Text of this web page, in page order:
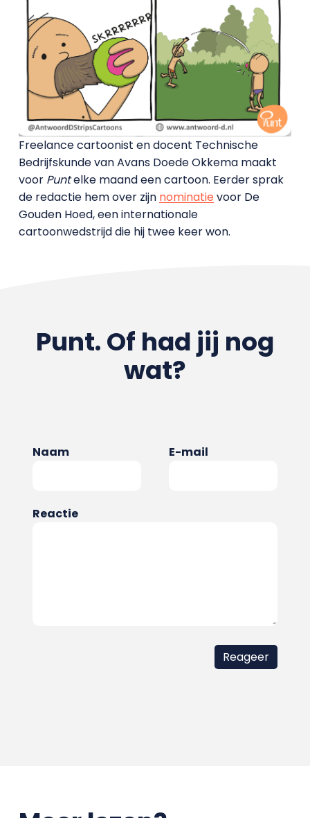
Freelance cartoonist en docent Technische
Bedrijfskunde van Avans Doede Okkema maakt
voor Puntelke maand een cartoon. Eerder sprak
de redactie hem over zijn nominatievoor De
Gouden Hoed, een internationale
cartoonwedstrijd die hij twee keer won.
Punt. Of had jij nog
wat?
Naam E-mail
Reactie